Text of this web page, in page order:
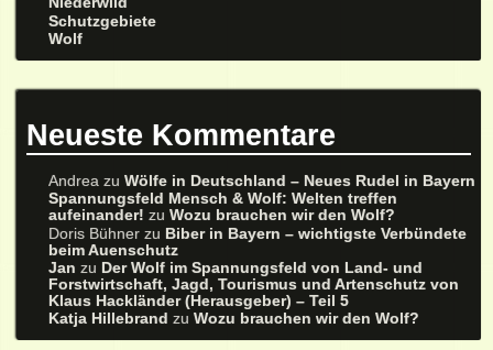
Schutzgebiete
Wolf
Neueste Kommentare
Andrea zuWölfe in Deutschland – Neues Rudel in Bayern
Spannungsfeld Mensch & Wolf: Welten treffen
aufeinander! zuWozu brauchen wir den Wolf?
Doris Bühner zu Biber in Bayern – wichtigste Verbündete
beim Auenschutz
Jan zu Der Wolf im Spannungsfeld von Land- und
Forstwirtschaft, Jagd, Tourismus und Artenschutz von
Klaus Hackländer (Herausgeber) – Teil 5
Katja Hillebrand zuWozu brauchen wir den Wolf?